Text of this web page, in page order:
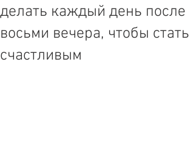
делать каждый день после
восьми вечера, чтобы стать
счастливым